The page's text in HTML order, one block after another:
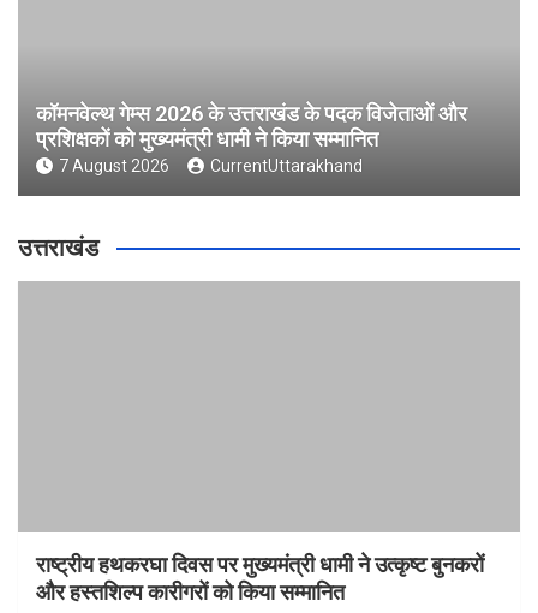
कॉमनवेल्थ गेम्स 2026 के उत्तराखंड के पदक विजेताओं और
प्रशिक्षकों को मुख्यमंत्री धामी ने किया सम्मानित
7 August 2026 CurrentUttarakhand
उत्तराखंड
राष्ट्रीय हथकरघा दिवस पर मुख्यमंत्री धामी ने उत्कृष्ट बुनकरों
और हस्तशिल्प कारीगरों को किया सम्मानित